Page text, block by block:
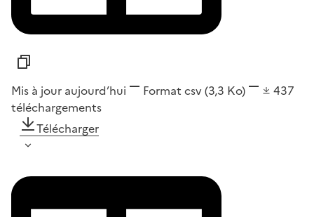
Mis à jour aujourd’hui Format csv(3,3 Ko)
437
téléchargements
Télécharger